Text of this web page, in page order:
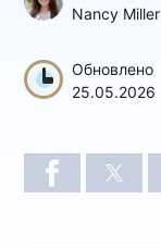
Nancy Miller
Обновлено
25.05.2026